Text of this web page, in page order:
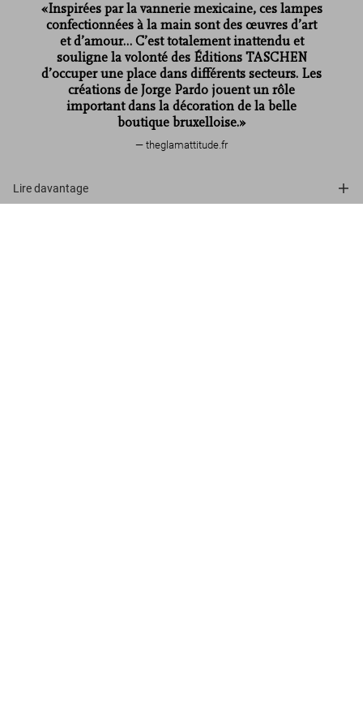
«Inspirées par la vannerie mexicaine, ces lampes
confectionnées à la main sont des œuvres d’art
et d’amour… C’est totalement inattendu et
souligne la volonté des Éditions TASCHEN
d’occuper une place dans différents secteurs. Les
créations de Jorge Pardo jouent un rôle
important dans la décoration de la belle
boutique bruxelloise.»
theglamattitude.fr
Lire davantage